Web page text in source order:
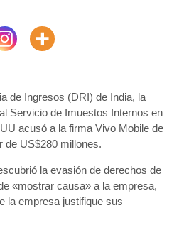
de Ingresos (DRI) de India, la
Servicio de Imuestos Internos en
acusó a la firma Vivo Mobile de
de US$280 millones.
la evasión de derechos de
«mostrar causa» a la empresa,
la empresa justifique sus